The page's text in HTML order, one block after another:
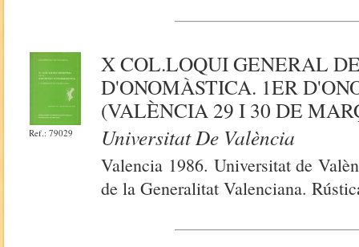
Ref.: 79029
X COL.LOQUI GENERAL
D'ONOMÀSTICA. 1ER
(VALÈNCIA 29 I 30 DE
Universitat De València
Valencia 1986. Universitat de
de la Generalitat Valenciana.